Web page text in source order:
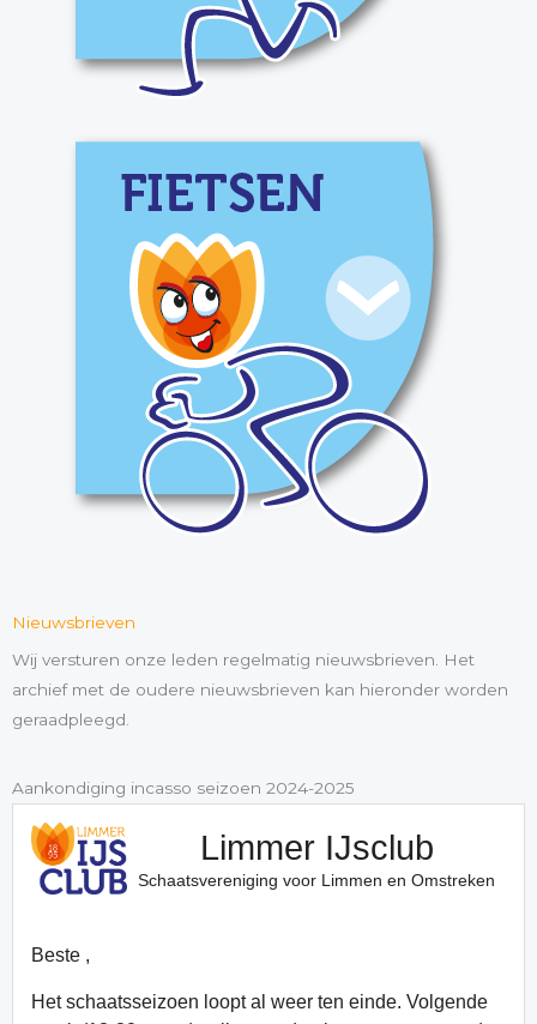
Nieuwsbrieven
Wij versturen onze leden regelmatig nieuwsbrieven. Het
archief met de oudere nieuwsbrieven kan hieronder worden
geraadpleegd.
Aankondiging incasso seizoen 2024-2025